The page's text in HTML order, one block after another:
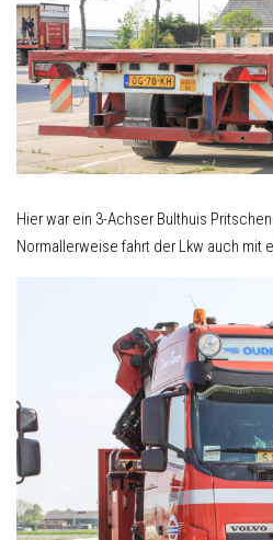
Hier war ein 3-Achser Bulthuis
Normallerweise fahrt der Lkw auch mit